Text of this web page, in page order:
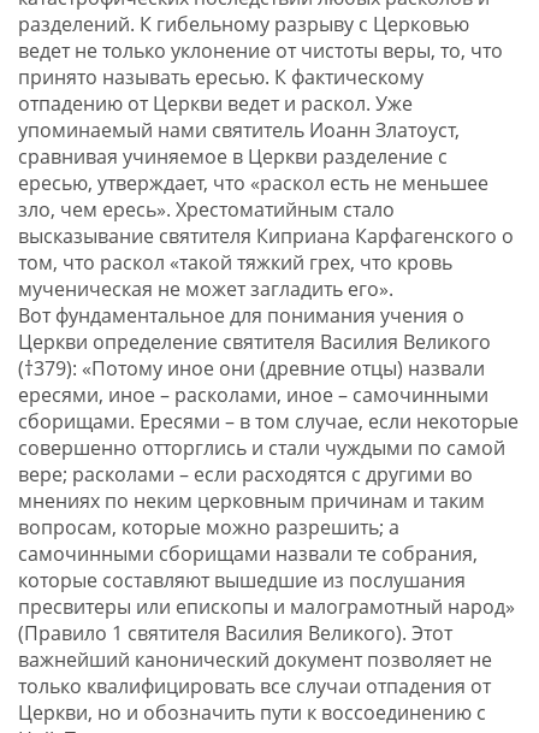
разделений. К гибельному разрыву с Церковью
ведет не только уклонение от чистоты веры, то, что
принято называть ересью. К фактическому
отпадению от Церкви ведет и раскол. Уже
упоминаемый нами святитель Иоанн Златоуст,
сравнивая учиняемое в Церкви разделение с
ересью, утверждает, что «раскол есть не меньшее
зло, чем ересь». Хрестоматийным стало
высказывание святителя Киприана Карфагенского о
том, что раскол «такой тяжкий грех, что кровь
мученическая не может загладить его».
Вот фундаментальное для понимания учения о
Церкви определение святителя Василия Великого
(†379): «Потому иное они (древние отцы) назвали
ересями, иное – расколами, иное – самочинными
сборищами. Ересями – в том случае, если некоторые
совершенно отторглись и стали чуждыми по самой
вере; расколами – если расходятся с другими во
мнениях по неким церковным причинам и таким
вопросам, которые можно разрешить; а
самочинными сборищами назвали те собрания,
которые составляют вышедшие из послушания
пресвитеры или епископы и малограмотный народ»
(Правило 1 святителя Василия Великого). Этот
важнейший канонический документ позволяет не
только квалифицировать все случаи отпадения от
Церкви, но и обозначить пути к воссоединению с